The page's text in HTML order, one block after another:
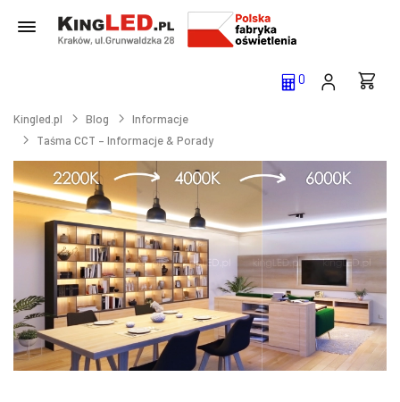
0
Kingled.pl Blog
Informacje
Taśma CCT – Informacje & Porady